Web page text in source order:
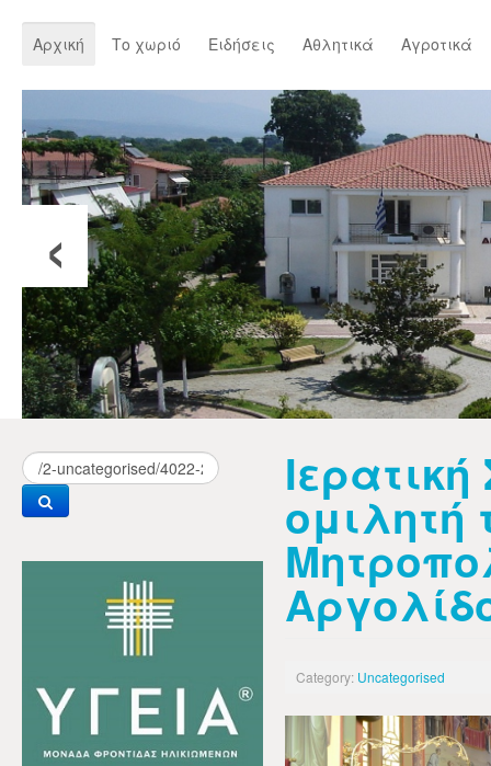
Αρχική Το χωριό Ειδήσεις Αθλητικά Αγροτικά
‹
ομιλητή
Category: Uncategorised